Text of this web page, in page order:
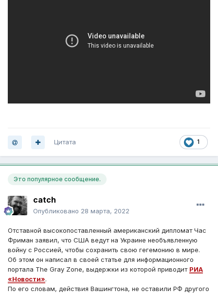
1
Цитата
Это популярное сообщение.
catch
Опубликовано 28 марта, 2022
Отставной высокопоставленный американский дипломат Час
Фриман заявил, что США ведут на Украине необъявленную
войну с Россией, чтобы сохранить свою гегемонию в мире.
Об этом он написал в своей статье для информационного
портала The Gray Zone, выдержки из которой приводит РИА
«Новости».
По его словам, действия Вашингтона, не оставили РФ другого